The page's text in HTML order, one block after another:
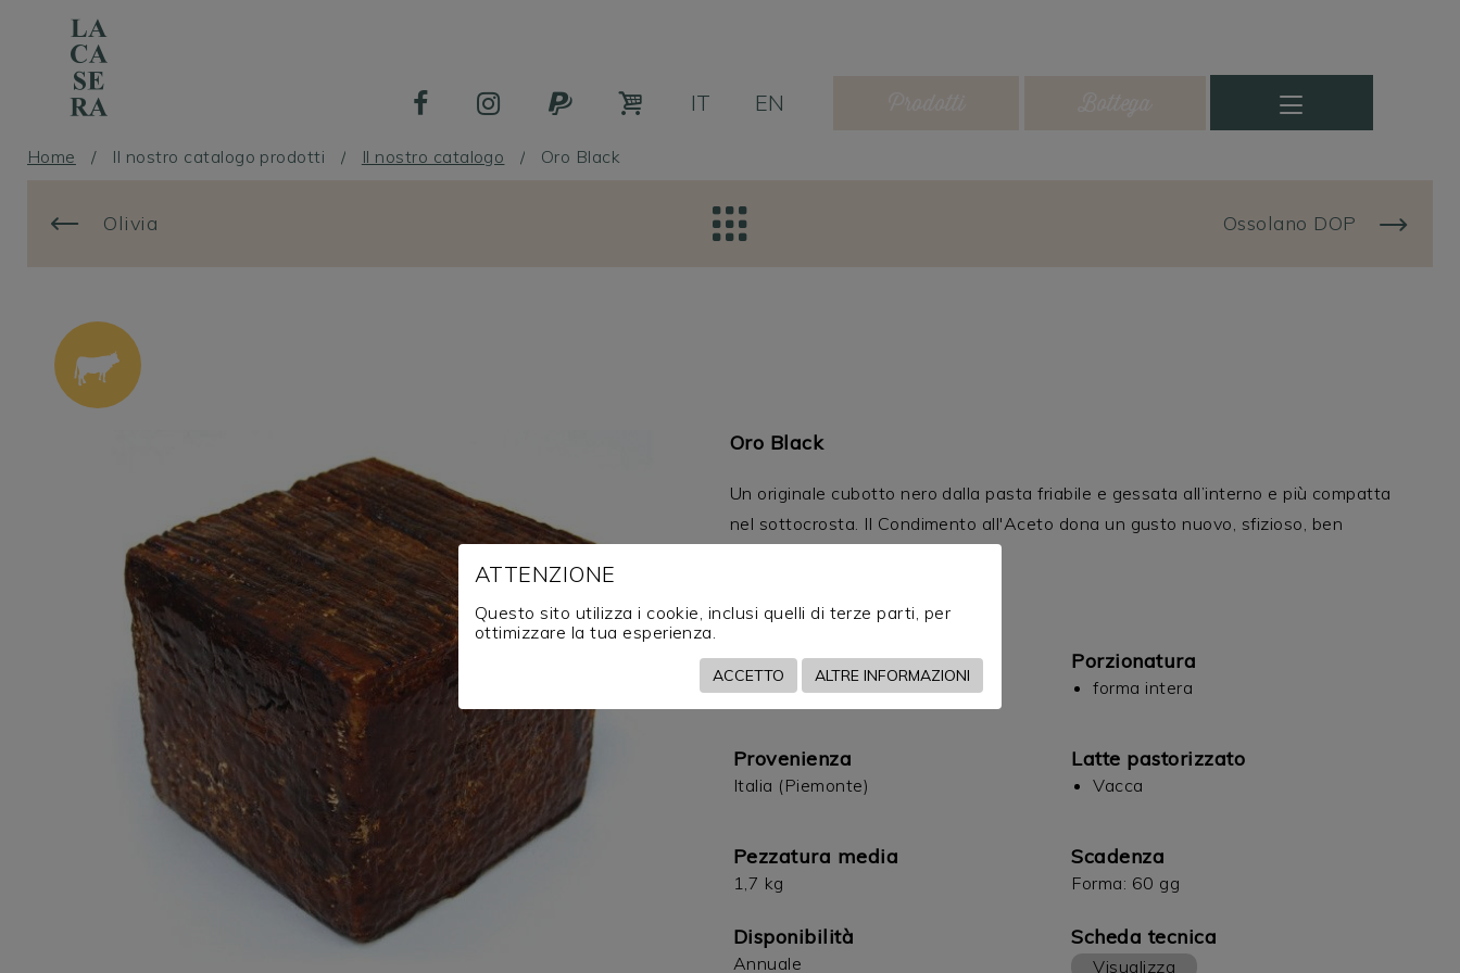
IT EN
La bottega con i tavoli
Il nostro catalogo prodotti
I nostri amici
News, eventi & press
Informazioni
SFOGLIA I NOSTRI CATALOGHI
SHOP ONLINE
Home / Il nostro catalogo prodotti / Il nostro catalogo / Oro Black
Olivia Ossolano DOP
Oro Black
Un originale cubotto nero dalla pasta friabile e gessata all’interno e più compatta
nel sottocrosta. Il Condimento all'Aceto dona un gusto nuovo, sfizioso, ben
Codice
01347
Porzionatura
forma intera
Provenienza
Italia (Piemonte)
Latte pastorizzato
Vacca
Pezzatura media
1,7 kg
Scadenza
Forma: 60 gg
Disponibilità
Annuale
Scheda tecnica
Visualizza
ATTENZIONE
Questo sito utilizza i cookie, inclusi quelli di terze parti, per
ottimizzare la tua esperienza.
ACCETTO ALTRE INFORMAZIONI